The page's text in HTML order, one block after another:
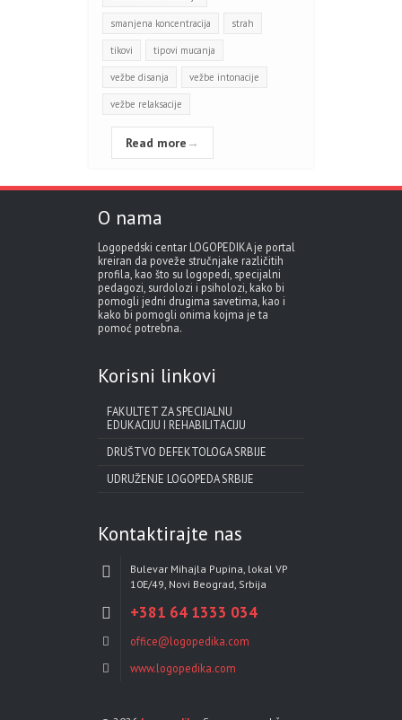
smanjena koncentracija strah
tikovi tipovi mucanja
vežbe disanja vežbe intonacije
vežbe relaksacije
Read more →
O nama
Logopedski centar LOGOPEDIKA je portal
kreiran da poveže stručnjake različitih
profila, kao što su logopedi, specijalni
pedagozi, surdolozi i psiholozi, kako bi
pomogli jedni drugima savetima, kao i
kako bi pomogli onima kojma je ta
pomoć potrebna.
Korisni linkovi
FAKULTET ZA SPECIJALNU
EDUKACIJU I REHABILITACIJU
DRUŠTVO DEFEKTOLOGA SRBIJE
UDRUŽENJE LOGOPEDA SRBIJE
Kontaktirajte nas
Bulevar Mihajla Pupina, lokal VP
10E/49, Novi Beograd, Srbija
+381 64 1333 034
office@logopedika.com
www.logopedika.com